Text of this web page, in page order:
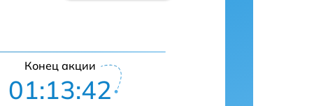
Конец акции
01:13:41